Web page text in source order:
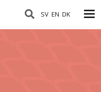
SV EN DK